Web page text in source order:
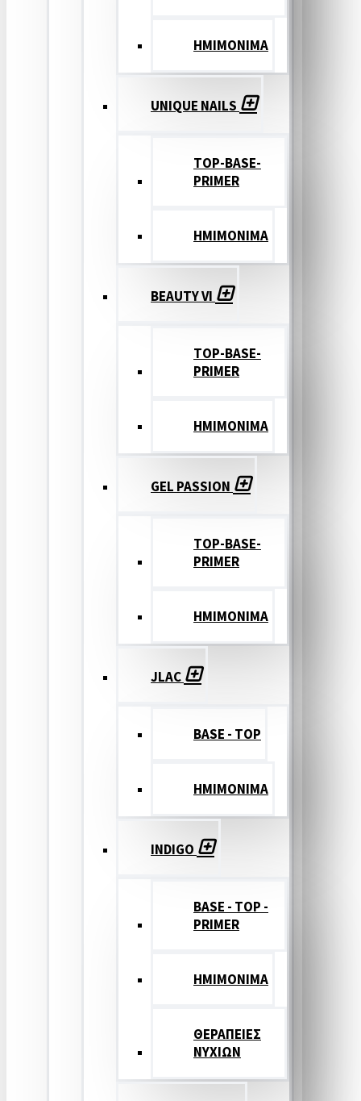
ΗΜΙΜΟΝΙΜΑ
UNIQUE NAILS
TOP-BASE-
PRIMER
ΗΜΙΜΟΝΙΜΑ
BEAUTY VI
TOP-BASE-
PRIMER
ΗΜΙΜΟΝΙΜΑ
GEL PASSION
TOP-BASE-
PRIMER
ΗΜΙΜΟΝΙΜΑ
JLAC
BASE - TOP
ΗΜΙΜΟΝΙΜΑ
INDIGO
BASE - TOP -
PRIMER
HMIMONIMA
ΘΕΡΑΠΕΙΕΣ
ΝΥΧΙΩΝ